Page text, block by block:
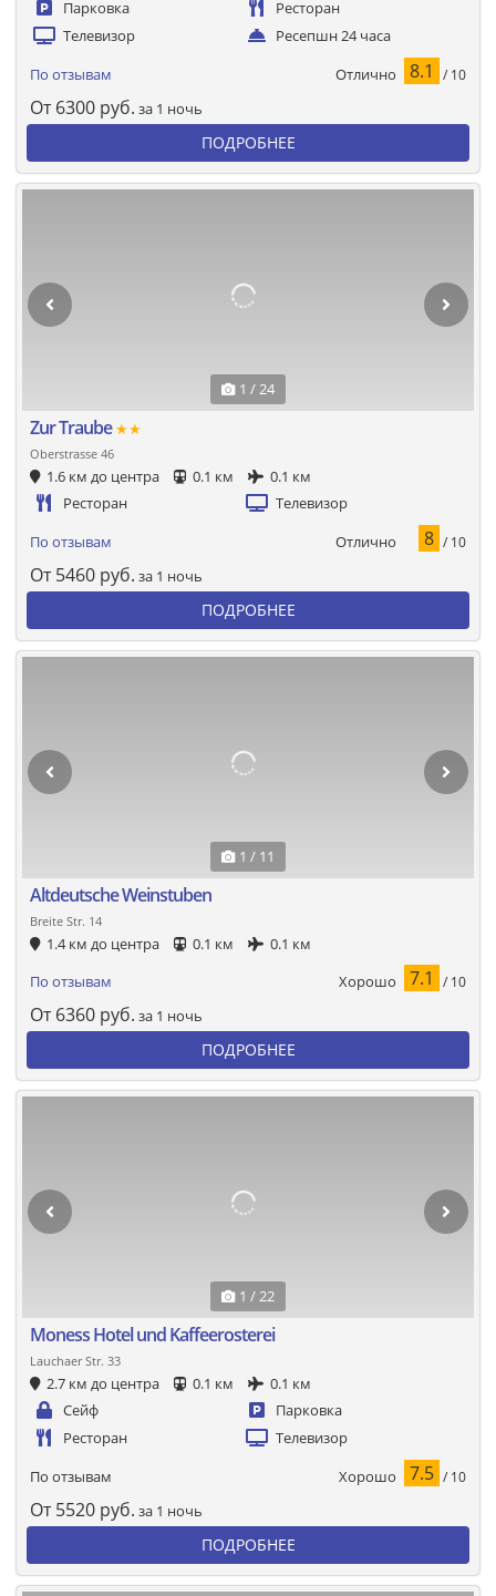
Парковка
Ресторан
Телевизор
Ресепшн 24 часа
По отзывам Отлично 8.1 / 10
От 6300 руб. за 1 ночь
ПОДРОБНЕЕ
1 / 24
Zur Traube★★
Oberstrasse 46
1.6 км до центра 0.1 км
0.1 км
Ресторан
Телевизор
По отзывам Отлично 8 / 10
От 5460 руб. за 1 ночь
ПОДРОБНЕЕ
1 / 11
Altdeutsche Weinstuben
Breite Str. 14
1.4 км до центра 0.1 км
0.1 км
По отзывам
Хорошо 7.1 / 10
От 6360 руб. за 1 ночь
ПОДРОБНЕЕ
1 / 22
Moness Hotel und Kaffeerosterei
Lauchaer Str. 33
2.7 км до центра 0.1 км
0.1 км
Сейф
Парковка
Ресторан
Телевизор
По отзывам Хорошо 7.5 / 10
От 5520 руб. за 1 ночь
ПОДРОБНЕЕ